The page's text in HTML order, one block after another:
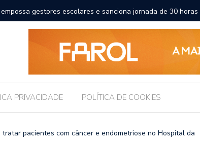
a educação e amplia horizontes para estudantes da rede
PRIVACIDADE POLÍTICA DE COOKIES
pacientes com câncer e endometriose no Hospital da